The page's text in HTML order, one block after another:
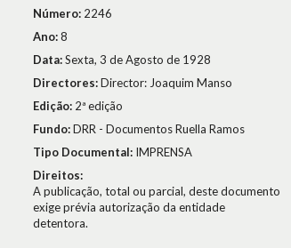
Número: 2246
Ano:8
Data:Sexta, 3 de Agosto de 1928
Directores:Director: Joaquim Manso
Edição: 2ª edição
Fundo:DRR - Documentos Ruella Ramos
Tipo Documental: IMPRENSA
Direitos:
A publicação, total ou parcial, deste documento
exige prévia autorização da entidade
detentora.